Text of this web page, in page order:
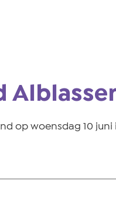
op woensdag 10 juni